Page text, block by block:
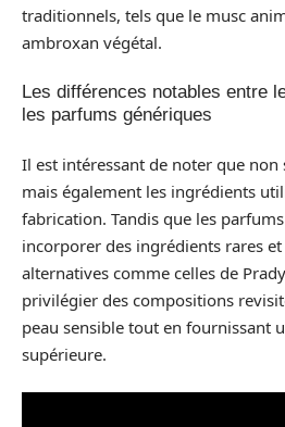
traditionnels, tels que le musc
ambroxan végétal.
Les différences notables entre
les parfums génériques
Il est intéressant de noter que
mais également les ingrédients
fabrication. Tandis que les
incorporer des ingrédients rares
alternatives comme celles de
privilégier des compositions
peau sensible tout en fournissant
supérieure.